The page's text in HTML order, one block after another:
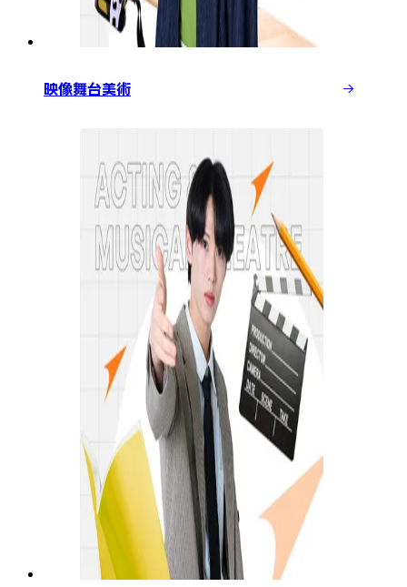
映像舞台美術